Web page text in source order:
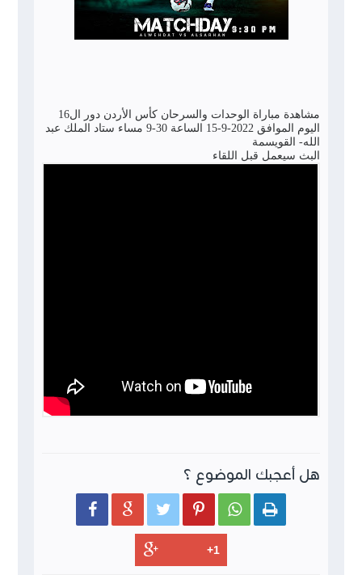
مشاهدة مباراة الوحدات والسرحان كأس الأردن دور ال16
اليوم الموافق 2022-9-15 الساعة 30-9 مساء ستاد الملك عبد
الله- القويسمة
البث سيعمل قبل اللقاء
هل أعجبك الموضوع ؟
     